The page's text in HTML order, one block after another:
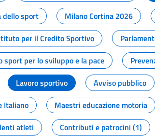
dello sport Milano Cortina 2026
per il Credito Sportivo
sport per lo sviluppo e la pace
Lavoro sportivo Avviso pubblico
Italiano
Maestri educazione motoria
atleti Contributi e patrocini (1)